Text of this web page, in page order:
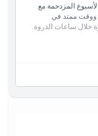
المزدحمة مع
ووقت ممتد في
خلال ساعات الذروة.